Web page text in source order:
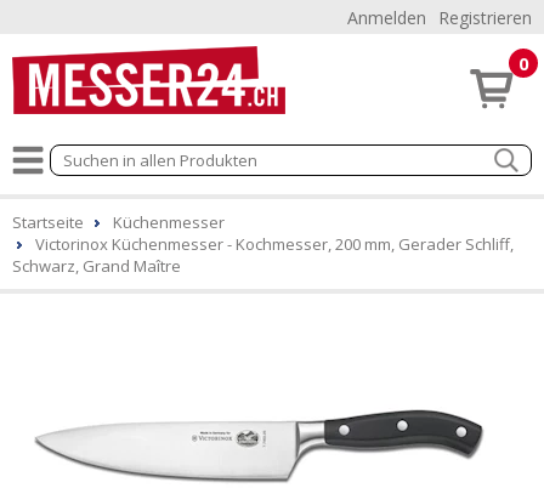
Anmelden Registrieren
0
Startseite
Küchenmesser
Victorinox Küchenmesser - Kochmesser, 200 mm, Gerader Schliff,
Schwarz, Grand Maître